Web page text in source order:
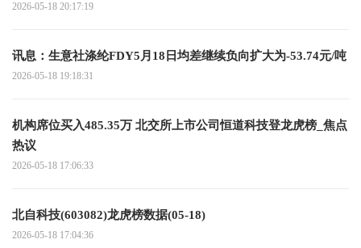
2026-05-18 20:17:19
讯息：生意社涤纶FDY5月18日均差继续负向扩大为-53.74元/吨
2026-05-18 19:18:31
机构席位买入485.35万 北交所上市公司恒道科技登龙虎榜_焦点
热议
2026-05-18 17:06:33
北自科技(603082)龙虎榜数据(05-18)
2026-05-18 17:04:36